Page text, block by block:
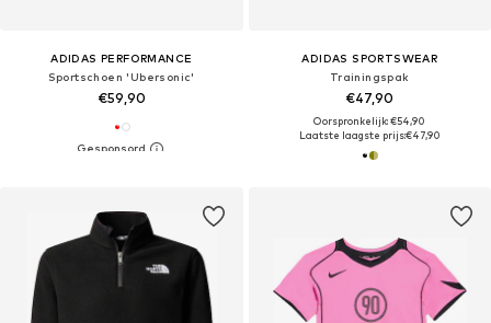
ADIDAS PERFORMANCE
Sportschoen 'Ubersonic'
€59,90
ADIDAS SPORTSWEAR
Trainingspak
€47,90
Oorspronkelijk: €54,90
Laatste laagste prijs:€47,90